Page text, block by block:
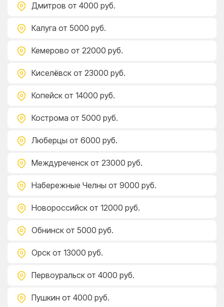
Дмитров от 4000 руб.
Калуга от 5000 руб.
Кемерово от 22000 руб.
Киселёвск от 23000 руб.
Копейск от 14000 руб.
Кострома от 5000 руб.
Люберцы от 6000 руб.
Междуреченск от 23000 руб.
Набережные Челны от 9000 руб.
Новороссийск от 12000 руб.
Обнинск от 5000 руб.
Орск от 13000 руб.
Первоуральск от 4000 руб.
Пушкин от 4000 руб.